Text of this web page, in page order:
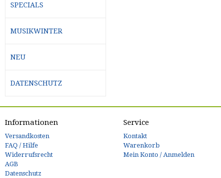
SPECIALS
MUSIKWINTER
NEU
DATENSCHUTZ
Informationen
Versandkosten
FAQ / Hilfe
Widerrufsrecht
AGB
Datenschutz
Service
Kontakt
Warenkorb
Mein Konto / Anmelden